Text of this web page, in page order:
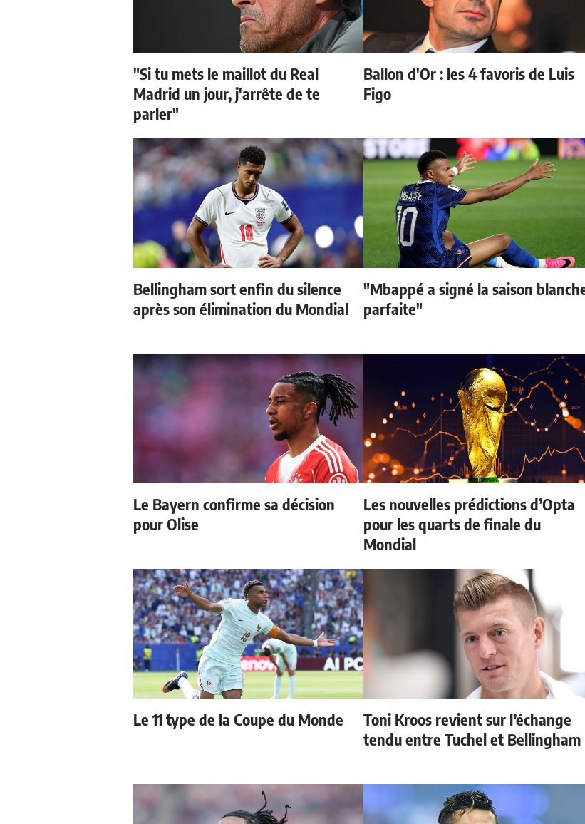
"Si tu mets le maillot du Real
Madrid un jour, j'arrête de te
parler"
Ballon d'Or : les 4 favoris de Luis
Figo
Bellingham sort enfin du silence
après son élimination du Mondial
"Mbappé a signé la saison
parfaite"
Le Bayern confirme sa décision
pour Olise
Les nouvelles prédictions d’Opta
pour les quarts de finale du
Mondial
Le 11 type de la Coupe du Monde
Toni Kroos revient sur l’échange
tendu entre Tuchel et Bellingham